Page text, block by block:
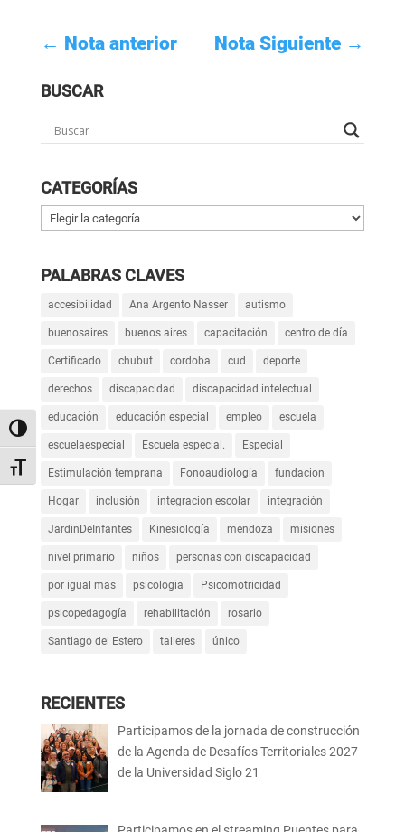
Alternar alto contraste
Alternar tamaño de letra
← Nota anterior Nota Siguiente →
BUSCAR
CATEGORÍAS
Categorías
PALABRAS CLAVES
accesibilidad Ana Argento Nasser autismo
buenosaires buenos aires capacitación centro de día
Certificado chubut cordoba cud deporte
derechos discapacidad discapacidad intelectual
educación educación especial empleo escuela
escuelaespecial Escuela especial. Especial
Estimulación temprana Fonoaudiología fundacion
Hogar inclusión integracion escolar integración
JardinDeInfantes Kinesiología mendoza misiones
nivel primario niños personas con discapacidad
por igual mas psicologia Psicomotricidad
psicopedagogía rehabilitación rosario
Santiago del Estero talleres único
RECIENTES
Participamos de la jornada de construcción
de la Agenda de Desafíos Territoriales 2027
de la Universidad Siglo 21